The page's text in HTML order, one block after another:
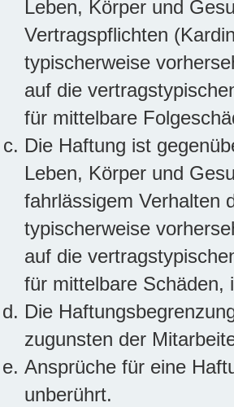
Leben, Körper und
Vertragspflichten
typischerweise
auf die
für mittelbare
Die Haftung ist
Leben, Körper und
fahrlässigem Verhalten
typischerweise
auf die
für mittelbare Schäden,
Die
zugunsten der
Ansprüche für eine
unberührt.